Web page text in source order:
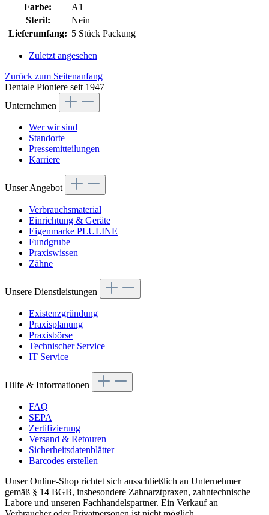
Farbe:
A1
Steril:
Nein
Lieferumfang: 5 Stück Packung
Zuletzt angesehen
Zurück zum Seitenanfang
Dentale Pioniere seit 1947
Unternehmen
Wer wir sind
Standorte
Pressemitteilungen
Karriere
Unser Angebot
Verbrauchsmaterial
Einrichtung & Geräte
Eigenmarke PLULINE
Fundgrube
Praxiswissen
Zähne
Unsere Dienstleistungen
Existenzgründung
Praxisplanung
Praxisbörse
Technischer Service
IT Service
Hilfe & Informationen
FAQ
SEPA
Zertifizierung
Versand & Retouren
Sicherheitsdatenblätter
Barcodes erstellen
Unser Online-Shop richtet sich ausschließlich an Unternehmer
gemäß § 14 BGB, insbesondere Zahnarztpraxen, zahntechnische
Labore und unseren Fachhandelspartner. Ein Verkauf an